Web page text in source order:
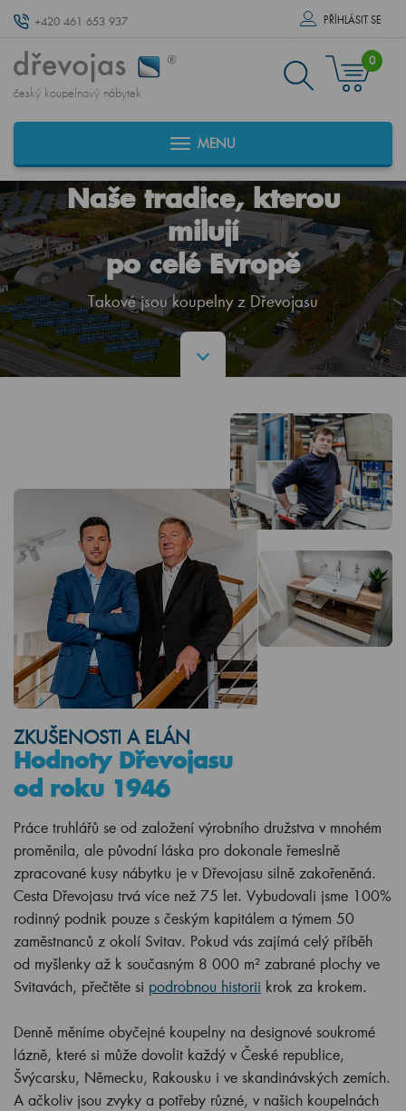
+420 461 653 937 PŘÍHLÁSIT SE
český koupelnový nábytek
0
MENU
Naše tradice, kterou
milují
po celé Evropě
Takové jsou koupelny z Dřevojasu
ZKUŠENOSTI A ELÁN
Hodnoty Dřevojasu
od roku 1946
Práce truhlářů se od založení výrobního družstva v mnohém
proměnila, ale původní láska pro dokonale řemeslně
zpracované kusy nábytku je v Dřevojasu silně zakořeněná.
Cesta Dřevojasu trvá více než 75 let. Vybudovali jsme 100%
rodinný podnik pouze s českým kapitálem a týmem 50
zaměstnanců z okolí Svitav. Pokud vás zajímá celý příběh
od myšlenky až k současným 8 000 m² zabrané plochy ve
Svitavách, přečtěte si podrobnou historii krok za krokem.
Denně měníme obyčejné koupelny na designové soukromé
lázně, které si může dovolit každý v České republice,
Švýcarsku, Německu, Rakousku i ve skandinávských zemích.
A ačkoliv jsou zvyky a potřeby různé, v našich koupelnách